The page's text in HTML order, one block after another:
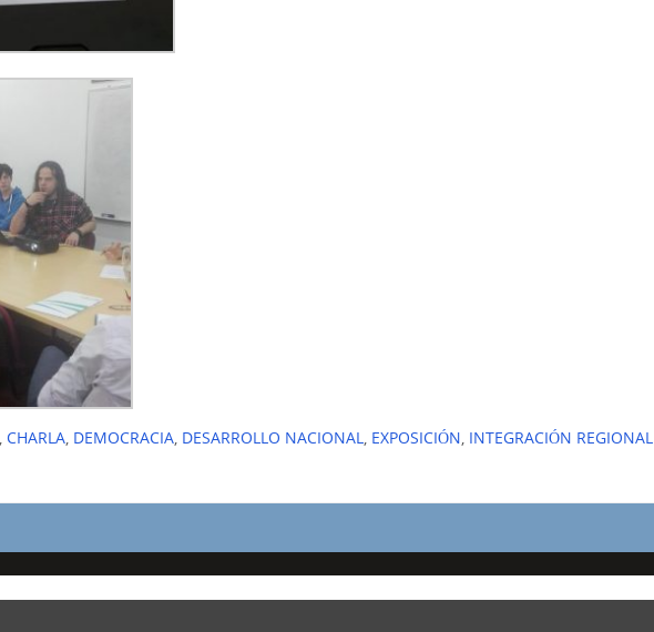
CHARLA DEMOCRACIA DESARROLLO NACIONAL EXPOSICIÓN INTEGRACIÓN REGIONAL